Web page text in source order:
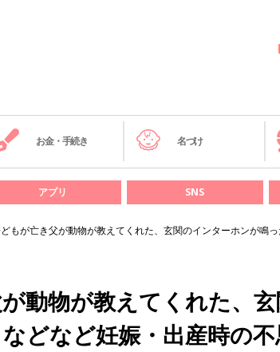
お金・手続き 名づけ
アプリ SNS
もが亡き父が動物が教えてくれた、玄関のインターホンが鳴
動物が教えてくれた、
どなど妊娠・出産時の